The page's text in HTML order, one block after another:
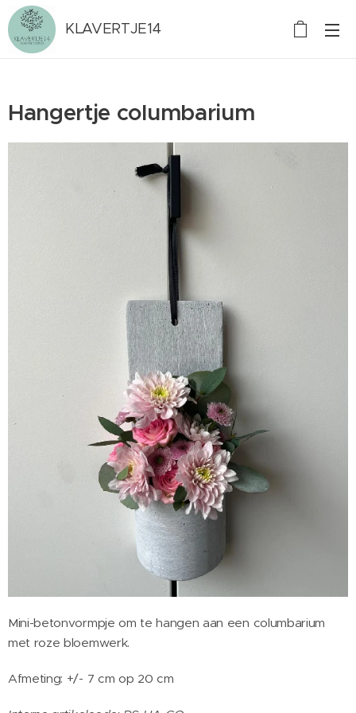
KLAVERTJE14
Hangertje columbarium
Mini-betonvormpje om te hangen aan een columbarium
met roze bloemwerk.
Afmeting: +/- 7 cm op 20 cm